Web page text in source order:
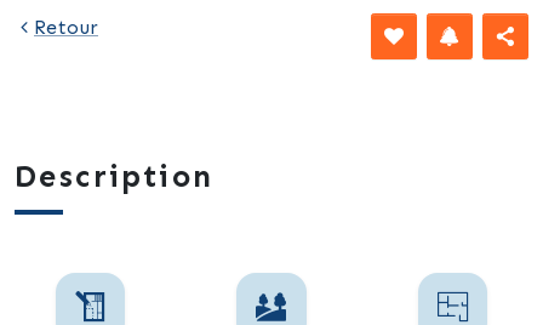
Retour
Description